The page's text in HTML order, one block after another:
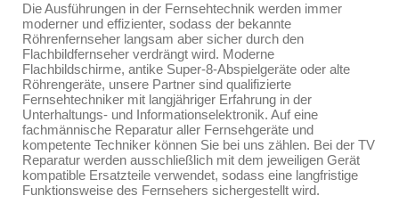
Die Ausführungen in der Fernsehtechnik werden immer
moderner und effizienter, sodass der bekannte
Röhrenfernseher langsam aber sicher durch den
Flachbildfernseher verdrängt wird. Moderne
Flachbildschirme, antike Super-8-Abspielgeräte oder alte
Röhrengeräte, unsere Partner sind qualifizierte
Fernsehtechniker mit langjähriger Erfahrung in der
Unterhaltungs- und Informationselektronik. Auf eine
fachmännische Reparatur aller Fernsehgeräte und
kompetente Techniker können Sie bei uns zählen. Bei der TV
Reparatur werden ausschließlich mit dem jeweiligen Gerät
kompatible Ersatzteile verwendet, sodass eine langfristige
Funktionsweise des Fernsehers sichergestellt wird.